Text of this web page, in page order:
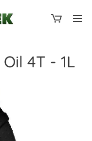
4T - 1L